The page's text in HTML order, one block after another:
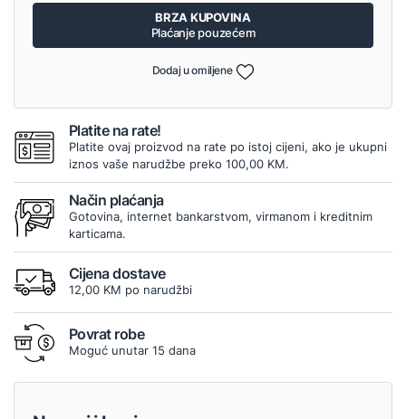
BRZA KUPOVINA
Plaćanje pouzećem
Dodaj u omiljene
Platite na rate!
Platite ovaj proizvod na rate po istoj cijeni, ako je ukupni
iznos vaše narudžbe preko 100,00 KM.
Način plaćanja
Gotovina, internet bankarstvom, virmanom i kreditnim
karticama.
Cijena dostave
12,00 KM po narudžbi
Povrat robe
Moguć unutar 15 dana